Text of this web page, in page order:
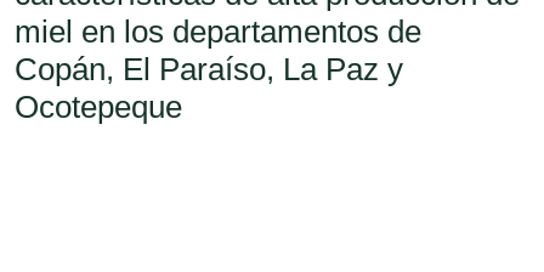
miel en los departamentos de
Copán, El Paraíso, La Paz y
Ocotepeque